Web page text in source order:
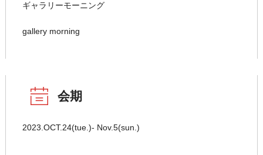
ギャラリーモーニング
gallery morning
会期
2023.OCT.24(tue.)- Nov.5(sun.)